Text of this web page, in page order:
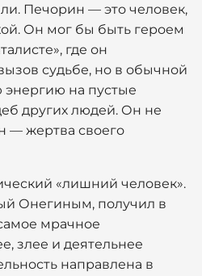
Печорин — это человек,
Он мог бы быть героем
где он
судьбе, но в обычной
энергию на пустые
других людей. Он не
— жертва своего
«лишний человек».
Онегиным, получил в
мрачное
злее и деятельнее
направлена в